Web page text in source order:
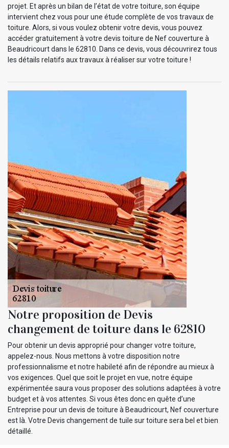
projet. Et après un bilan de l’état de votre toiture, son équipe
intervient chez vous pour une étude complète de vos travaux de
toiture. Alors, si vous voulez obtenir votre devis, vous pouvez
accéder gratuitement à votre devis toiture de Nef couverture à
Beaudricourt dans le 62810. Dans ce devis, vous découvrirez tous
les détails relatifs aux travaux à réaliser sur votre toiture !
Notre proposition de Devis
changement de toiture dans le 62810
Pour obtenir un devis approprié pour changer votre toiture,
appelez-nous. Nous mettons à votre disposition notre
professionnalisme et notre habileté afin de répondre au mieux à
vos exigences. Quel que soit le projet en vue, notre équipe
expérimentée saura vous proposer des solutions adaptées à votre
budget et à vos attentes. Si vous êtes donc en quête d’une
Entreprise pour un devis de toiture à Beaudricourt, Nef couverture
est là. Votre Devis changement de tuile sur toiture sera bel et bien
détaillé.